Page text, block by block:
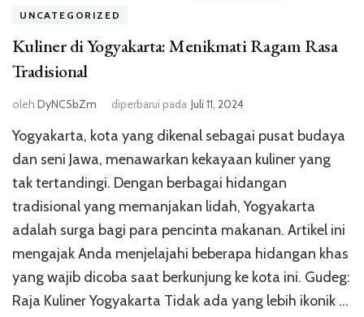
UNCATEGORIZED
Kuliner di Yogyakarta: Menikmati Ragam Rasa
Tradisional
oleh DyNC5bZm diperbarui pada Juli 11, 2024
Yogyakarta, kota yang dikenal sebagai pusat budaya
dan seni Jawa, menawarkan kekayaan kuliner yang
tak tertandingi. Dengan berbagai hidangan
tradisional yang memanjakan lidah, Yogyakarta
adalah surga bagi para pencinta makanan. Artikel ini
mengajak Anda menjelajahi beberapa hidangan khas
yang wajib dicoba saat berkunjung ke kota ini. Gudeg:
Raja Kuliner Yogyakarta Tidak ada yang lebih ikonik …